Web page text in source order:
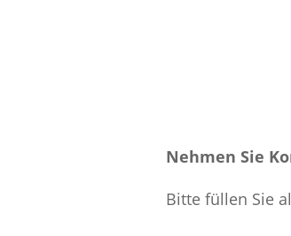
Nehmen Sie
Bitte füllen Sie